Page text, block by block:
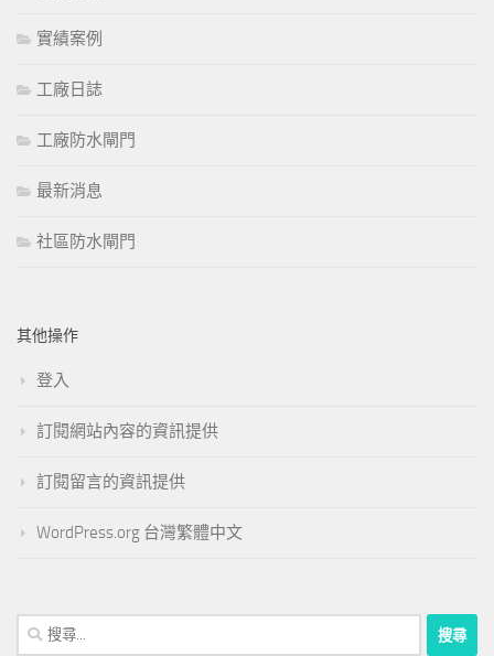
實績案例
工廠日誌
工廠防水閘門
最新消息
社區防水閘門
其他操作
登入
訂閱網站內容的資訊提供
訂閱留言的資訊提供
WordPress.org 台灣繁體中文
搜